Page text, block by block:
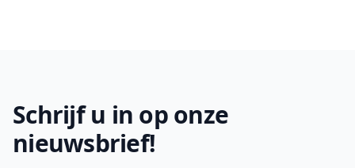
Schrijf u in op onze
nieuwsbrief!